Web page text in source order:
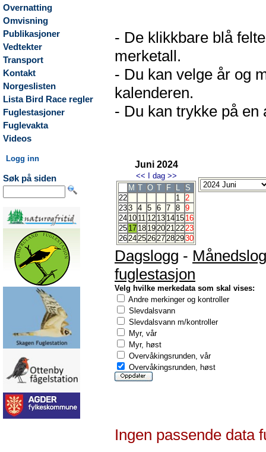
Overnatting
Omvisning
Publikasjoner
Vedtekter
Transport
Kontakt
Norgeslisten
Lista Bird Race regler
Fuglestasjoner
Fuglevakta
Videos
Logg inn
Søk på siden
- De klikkbare blå
merketall.
- Du kan velge år og
kalenderen.
- Du kan trykke på en
Juni 2024
<< I dag >>
M T O T F L
S
22
1 2
233 4 5 6 7 8 9
24 10 11 12 13 14 15 16
25 17 18 1920212223
2624252627282930
Dagslogg -
fuglestasjon
Velg hvilke merkedata som skal vises:
Andre merkinger og kontroller
Slevdalsvann
Slevdalsvann m/kontroller
Myr, vår
Myr, høst
Overvåkingsrunden, vår
Overvåkingsrunden, høst
Ingen passende data